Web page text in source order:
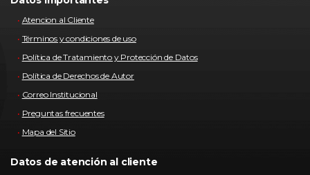
Atencion al Cliente
Términos y condiciones de uso
Política de Tratamiento y Protección de Datos
Política de Derechos de Autor
Correo Institucional
Preguntas frecuentes
Mapa del Sitio
Datos de atención al cliente